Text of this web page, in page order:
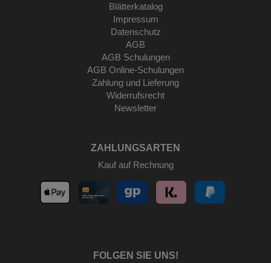
Blätterkatalog
Impressum
Datenschutz
AGB
AGB Schulungen
AGB Online-Schulungen
Zahlung und Lieferung
Widerrufsrecht
Newsletter
ZAHLUNGSARTEN
Kauf auf Rechnung
FOLGEN SIE UNS!